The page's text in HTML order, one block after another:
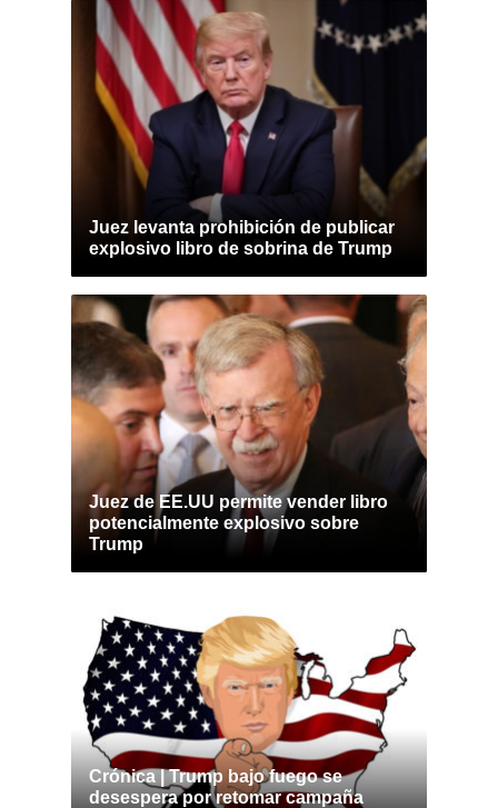
Juez levanta prohibición de publicar
explosivo libro de sobrina de Trump
Juez de EE.UU permite vender libro
potencialmente explosivo sobre
Trump
Crónica | Trump bajo fuego se
desespera por retomar campaña